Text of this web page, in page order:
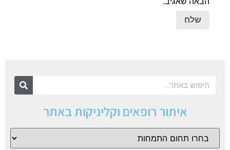
איתור רופאים וקליניקות באתר